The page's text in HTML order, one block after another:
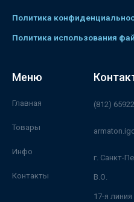
Политика
Политика использования
Меню
Главная
Товары
Инфо
Контакты
(812)
г. Санкт-
В.О.
17-я